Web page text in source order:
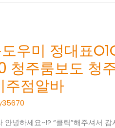
우미 정대표
주룸보도 청
주점알바
안녕하세요~!? “클릭”해주셔서